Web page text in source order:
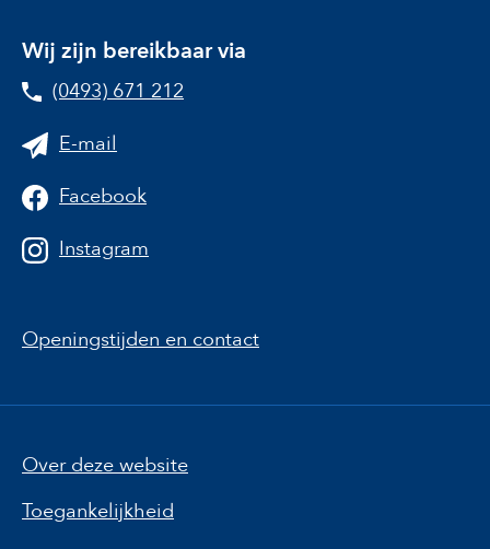
Wij zijn bereikbaar via
(0493) 671 212
E-mail
Facebook
Instagram
Openingstijden en contact
Over deze website
Toegankelijkheid